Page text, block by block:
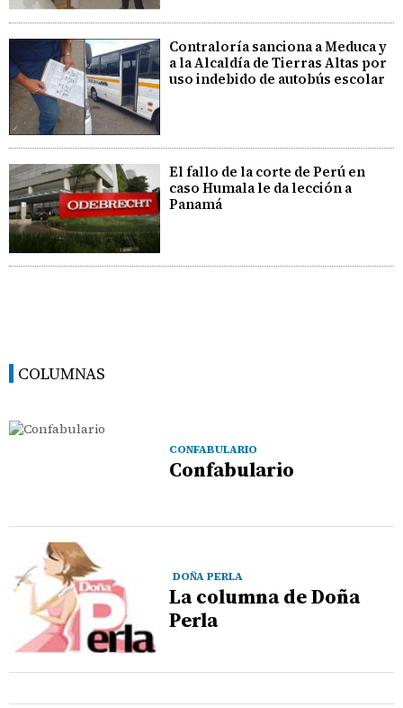
Contraloría sanciona a Meduca y
a la Alcaldía de Tierras Altas por
uso indebido de autobús escolar
El fallo de la corte de Perú en
caso Humala le da lección a
Panamá
COLUMNAS
CONFABULARIO
Confabulario
DOÑA PERLA
La columna de Doña
Perla